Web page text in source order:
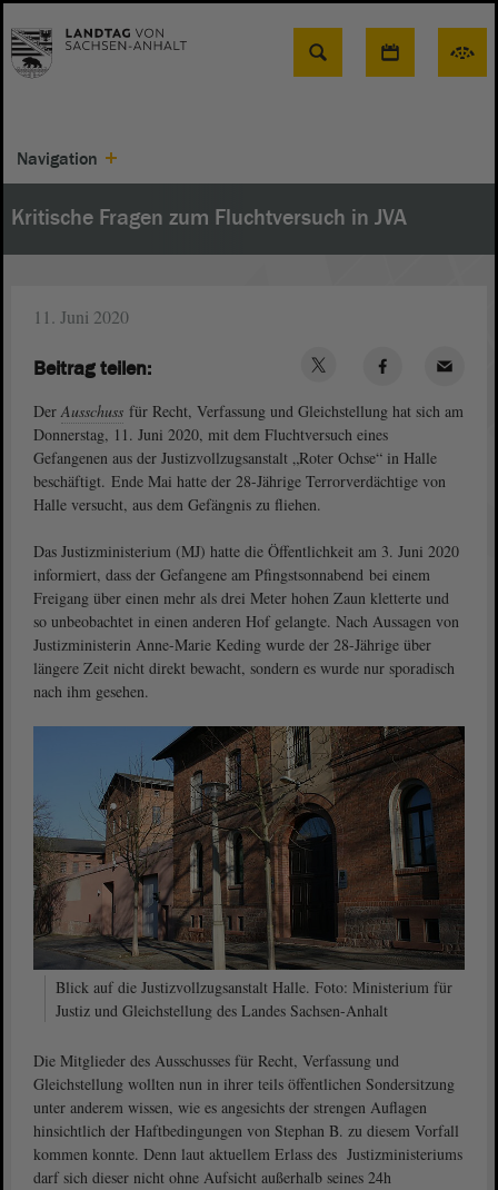
Suche
Navigation
Kritische Fragen zum Fluchtversuch in JVA
11. Juni 2020
DerAusschuss für Recht, Verfassung und Gleichstellung hat sich am
Donnerstag, 11. Juni 2020, mit dem Fluchtversuch eines
Gefangenen aus der Justizvollzugsanstalt „Roter Ochse“ in Halle
beschäftigt. Ende Mai hatte der 28-Jährige Terrorverdächtige von
Halle versucht, aus dem Gefängnis zu fliehen.
Das Justizministerium (MJ) hatte die Öffentlichkeit am 3. Juni 2020
informiert, dass der Gefangene am Pfingstsonnabend bei einem
Freigang über einen mehr als drei Meter hohen Zaun kletterte und
so unbeobachtet in einen anderen Hof gelangte. Nach Aussagen von
Justizministerin Anne-Marie Keding wurde der 28-Jährige über
längere Zeit nicht direkt bewacht, sondern es wurde nur sporadisch
nach ihm gesehen.
Blick auf die Justizvollzugsanstalt Halle. Foto: Ministerium für
Justiz und Gleichstellung des Landes Sachsen-Anhalt
Die Mitglieder des Ausschusses für Recht, Verfassung und
Gleichstellung wollten nun in ihrer teils öffentlichen Sondersitzung
unter anderem wissen, wie es angesichts der strengen Auflagen
hinsichtlich der Haftbedingungen von Stephan B. zu diesem Vorfall
kommen konnte. Denn laut aktuellem Erlass des Justizministeriums
darf sich dieser nicht ohne Aufsicht außerhalb seines 24h
Beitrag teilen: